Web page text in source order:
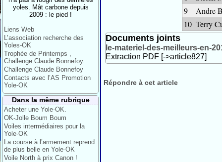
yoles. Mât carbone depuis
2009 : le pied !
Liens Web
L’association recherche des
Yoles-OK
Trophée de Printemps ,
Challenge Claude Bonnefoy.
Challenge Claude Bonnefoy
Contacts avec l’AS Promotion
Yole-OK
Dans la même rubrique
Acheter une Yole-OK.
OK-Jolle Boum Boum
Voiles intermédiaires pour la
Yole-OK
La course à l’armement reprend
de plus belle en Yole-OK
Voile North à prix Canon !
9
Andre
10 Terry
Documents joints
le-materiel-des-meilleurs-en-
Extraction PDF [->article827]
Répondre à cet article